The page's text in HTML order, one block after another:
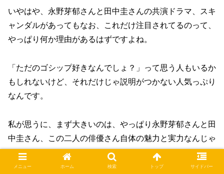
いやはや、永野芽郁さんと田中圭さんの共演ドラマ、スキ
ャンダルがあってもなお、これだけ注目されてるのって、
やっぱり何か理由があるはずですよね。
「ただのゴシップ好きなんでしょ？」って思う人もいるか
もしれないけど、それだけじゃ説明がつかない人気っぷり
なんです。
私が思うに、まず大きいのは、やっぱり永野芽郁さんと田
中圭さん、この二人の俳優さん自体の魅力と実力なんじゃ
ないかなと。
メニュー ホーム 検索 トップ サイドバー